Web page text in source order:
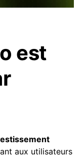
est
aux utilisateurs